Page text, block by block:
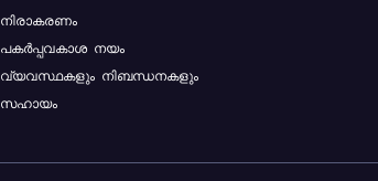
നിരാകരണം
പകർപ്പവകാശ നയം
വ്യവസ്ഥകളും നിബന്ധനകളും
സഹായം